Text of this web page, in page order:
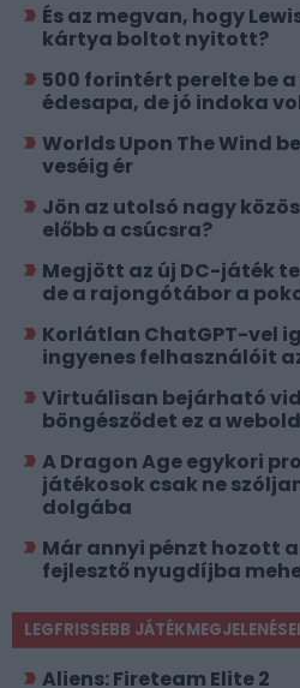
És az megvan, hogy
kártya boltot nyitott?
500 forintért perelte be
édesapa, de jó indoka
Worlds Upon The Wind
veséig ér
Jön az utolsó nagy
előbb a csúcsra?
Megjött az új DC-játék
de a rajongótábor a
Korlátlan ChatGPT-vel
ingyenes felhasználóit
Virtuálisan bejárható
böngésződet ez a
A Dragon Age egykori
játékosok csak ne
dolgába
Már annyi pénzt hozott a
fejlesztő nyugdíjba
LEGFRISSEBB
Aliens: Fireteam Elite 2